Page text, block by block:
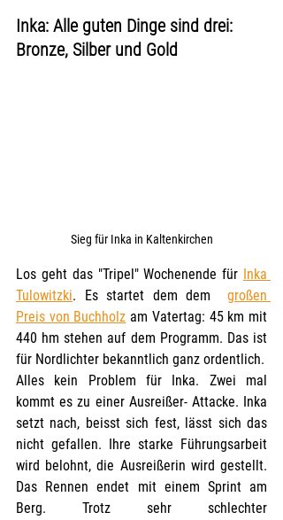
Inka: Alle guten Dinge sind drei:
Bronze, Silber und Gold
Sieg für Inka in Kaltenkirchen
Los geht das "Tripel" Wochenende für Inka
Tulowitzki. Es startet dem dem großen
Preis von Buchholz am Vatertag: 45 km mit
440 hm stehen auf dem Programm. Das ist
für Nordlichter bekanntlich ganz ordentlich.
Alles kein Problem für Inka. Zwei mal
kommt es zu einer Ausreißer- Attacke. Inka
setzt nach, beisst sich fest, lässt sich das
nicht gefallen. Ihre starke Führungsarbeit
wird belohnt, die Ausreißerin wird gestellt.
Das Rennen endet mit einem Sprint am
Berg. Trotz sehr schlechter